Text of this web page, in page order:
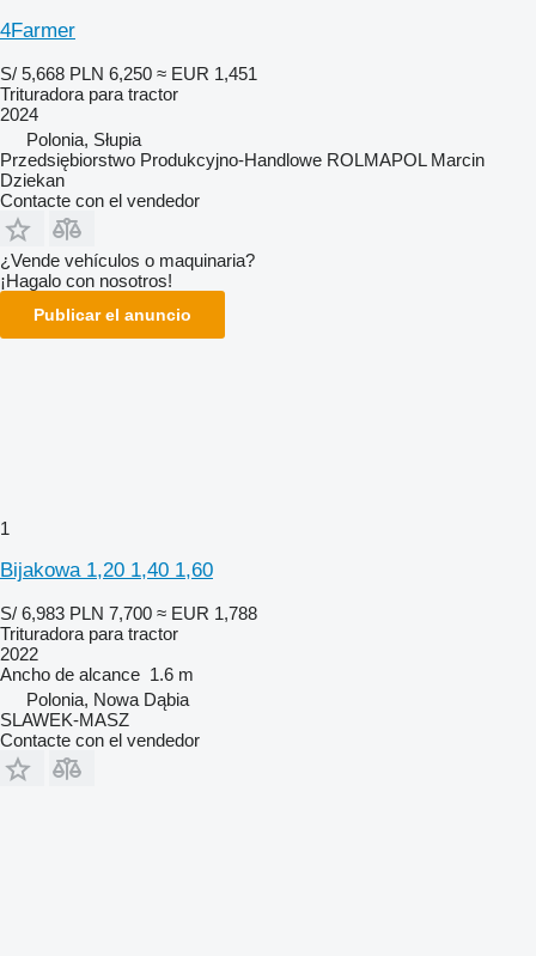
4Farmer
S/ 5,668 PLN 6,250 ≈ EUR 1,451
Trituradora para tractor
2024
Polonia, Słupia
Przedsiębiorstwo Produkcyjno-Handlowe ROLMAPOL Marcin
Dziekan
Contacte con el vendedor
¿Vende vehículos o maquinaria?
¡Hagalo con nosotros!
Publicar el anuncio
1
Bijakowa 1,20 1,40 1,60
S/ 6,983 PLN 7,700 ≈ EUR 1,788
Trituradora para tractor
2022
Ancho de alcance 1.6 m
Polonia, Nowa Dąbia
SLAWEK-MASZ
Contacte con el vendedor